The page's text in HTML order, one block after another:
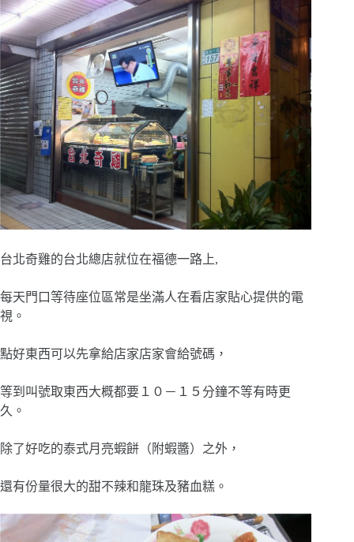
台北奇雞的台北總店就位在福德一路上,
每天門口等待座位區常是坐滿人在看店家貼心提供的電
視。
點好東西可以先拿給店家店家會給號碼，
等到叫號取東西大概都要１０－１５分鐘不等有時更
久。
除了好吃的泰式月亮蝦餅（附蝦醬）之外，
還有份量很大的甜不辣和龍珠及豬血糕。